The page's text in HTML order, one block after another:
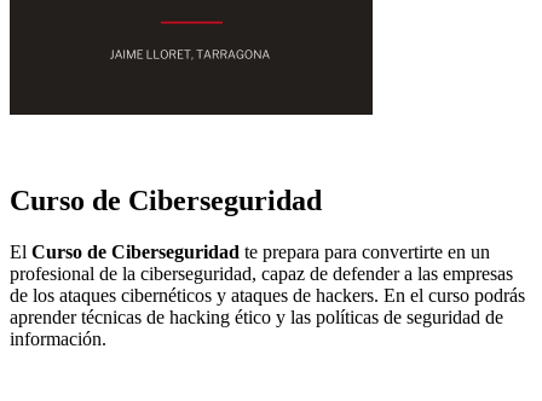
Curso de Ciberseguridad
El Curso de Ciberseguridad te prepara para convertirte en un
profesional de la ciberseguridad, capaz de defender a las empresas
de los ataques cibernéticos y ataques de hackers. En el curso podrás
aprender técnicas de hacking ético y las políticas de seguridad de
información.